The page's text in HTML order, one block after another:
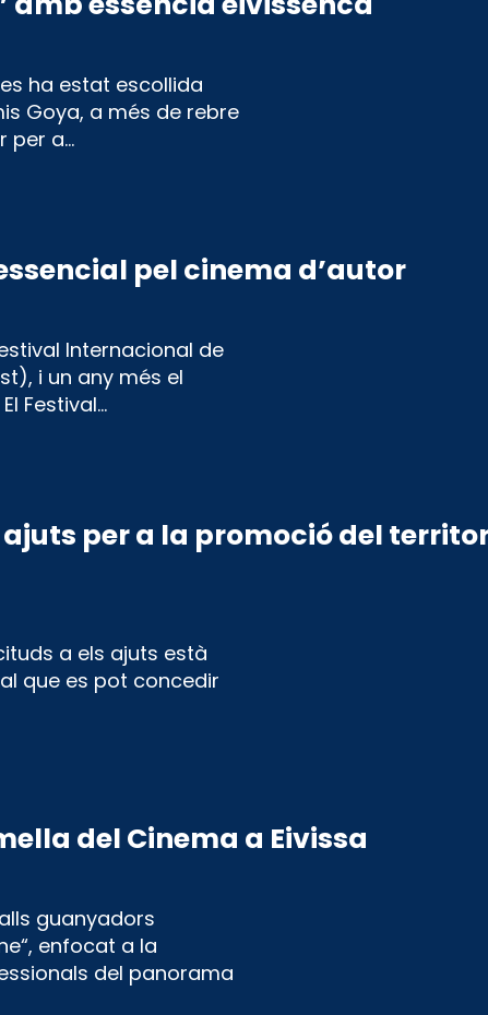
ha estat escollida
Goya, a més de rebre
per a…
pel cinema d’autor
Internacional de
i un any més el
Festival…
ajuts per a la promoció del
a els ajuts està
que es pot concedir
del Cinema a Eivissa
guanyadors
enfocat a la
del panorama